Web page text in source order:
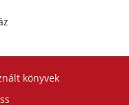
könyvek